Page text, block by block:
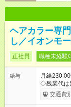
ヘアカラー専
し／イオンモ
正社員 職種未経験
給与
月給
◇残業代は
月インセ
じてイン
交通費